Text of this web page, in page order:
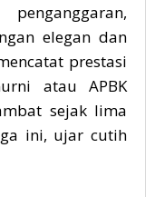
elegan dan
prestasi
atau APBK
sejak lima
ini, ujar cutih